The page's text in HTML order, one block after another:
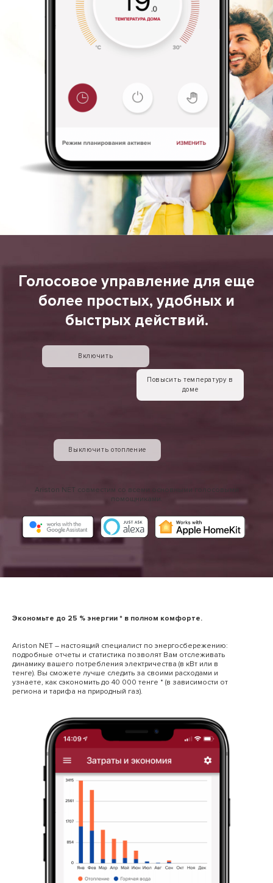
Голосовое управление для еще
более простых, удобных и
быстрых действий.
Включить
Повысить температуру в
доме
Выключить отопление
Ariston NET совместим со всеми основными голосовыми
помощниками.
Экономьте до 25 % энергии * в полном комфорте.
Ariston NET – настоящий специалист по энергосбережению:
подробные отчеты и статистика позволят Вам отслеживать
динамику вашего потребления электричества (в кВт или в
тенге). Вы сможете лучше следить за своими расходами и
узнаете, как сэкономить до 40 000 тенге * (в зависимости от
региона и тарифа на природный газ).